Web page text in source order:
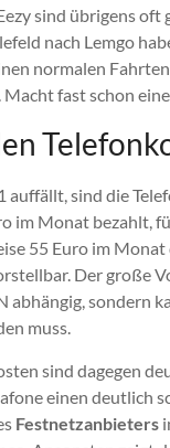
sind übrigens
nach Lemgo
normalen
fast schon
auffällt, sind die
im Monat bezahlt,
55 Euro im
Der große
sondern
muss.
sind dagegen
einen deutlich
Festnetzanbieters